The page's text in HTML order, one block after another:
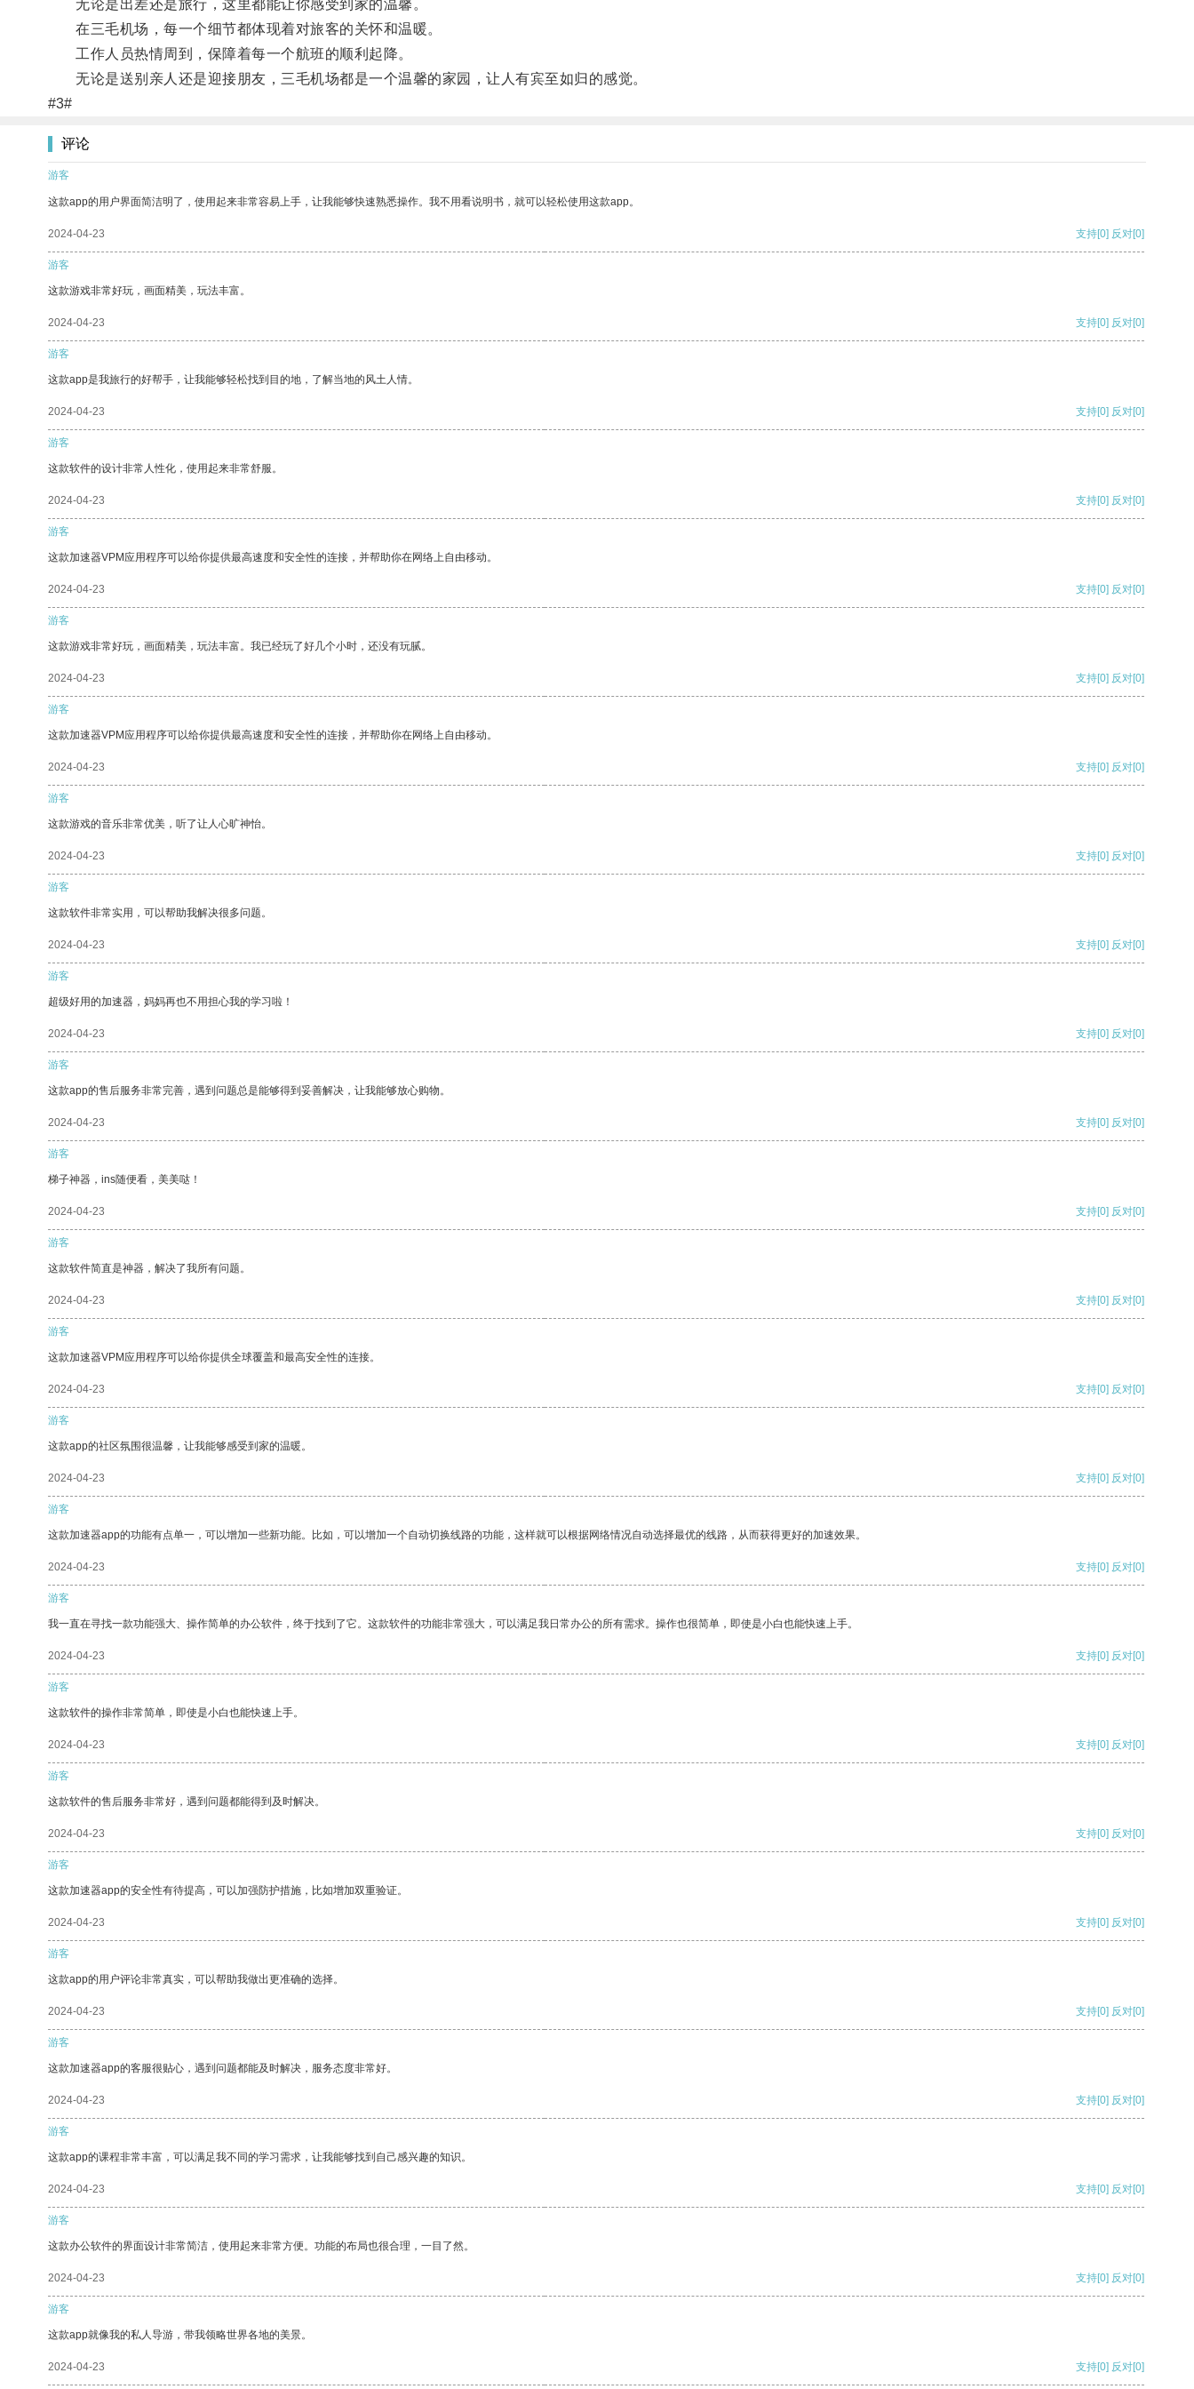
无论是出差还是旅行，这里都能让你感受到家的温馨。
在三毛机场，每一个细节都体现着对旅客的关怀和温暖。
工作人员热情周到，保障着每一个航班的顺利起降。
无论是送别亲人还是迎接朋友，三毛机场都是一个温馨的家园，让人有宾至如归的感觉。
#3#
评论
游客
这款app的用户界面简洁明了，使用起来非常容易上手，让我能够快速熟悉操作。我不用看说明书，就可以轻松使用这款app。
2024-04-23 支持[0] 反对[0]
游客
这款游戏非常好玩，画面精美，玩法丰富。
2024-04-23 支持[0] 反对[0]
游客
这款app是我旅行的好帮手，让我能够轻松找到目的地，了解当地的风土人情。
2024-04-23 支持[0] 反对[0]
游客
这款软件的设计非常人性化，使用起来非常舒服。
2024-04-23 支持[0] 反对[0]
游客
这款加速器VPM应用程序可以给你提供最高速度和安全性的连接，并帮助你在网络上自由移动。
2024-04-23 支持[0] 反对[0]
游客
这款游戏非常好玩，画面精美，玩法丰富。我已经玩了好几个小时，还没有玩腻。
2024-04-23 支持[0] 反对[0]
游客
这款加速器VPM应用程序可以给你提供最高速度和安全性的连接，并帮助你在网络上自由移动。
2024-04-23 支持[0] 反对[0]
游客
这款游戏的音乐非常优美，听了让人心旷神怡。
2024-04-23 支持[0] 反对[0]
游客
这款软件非常实用，可以帮助我解决很多问题。
2024-04-23 支持[0] 反对[0]
游客
超级好用的加速器，妈妈再也不用担心我的学习啦！
2024-04-23 支持[0] 反对[0]
游客
这款app的售后服务非常完善，遇到问题总是能够得到妥善解决，让我能够放心购物。
2024-04-23 支持[0] 反对[0]
游客
梯子神器，ins随便看，美美哒！
2024-04-23 支持[0] 反对[0]
游客
这款软件简直是神器，解决了我所有问题。
2024-04-23 支持[0] 反对[0]
游客
这款加速器VPM应用程序可以给你提供全球覆盖和最高安全性的连接。
2024-04-23 支持[0] 反对[0]
游客
这款app的社区氛围很温馨，让我能够感受到家的温暖。
2024-04-23 支持[0] 反对[0]
游客
这款加速器app的功能有点单一，可以增加一些新功能。比如，可以增加一个自动切换线路的功能，这样就可以根据网络情况自动选择最优的线路，从而获得更好的加速效果。
2024-04-23 支持[0] 反对[0]
游客
我一直在寻找一款功能强大、操作简单的办公软件，终于找到了它。这款软件的功能非常强大，可以满足我日常办公的所有需求。操作也很简单，即使是小白也能快速上手。
2024-04-23 支持[0] 反对[0]
游客
这款软件的操作非常简单，即使是小白也能快速上手。
2024-04-23 支持[0] 反对[0]
游客
这款软件的售后服务非常好，遇到问题都能得到及时解决。
2024-04-23 支持[0] 反对[0]
游客
这款加速器app的安全性有待提高，可以加强防护措施，比如增加双重验证。
2024-04-23 支持[0] 反对[0]
游客
这款app的用户评论非常真实，可以帮助我做出更准确的选择。
2024-04-23 支持[0] 反对[0]
游客
这款加速器app的客服很贴心，遇到问题都能及时解决，服务态度非常好。
2024-04-23 支持[0] 反对[0]
游客
这款app的课程非常丰富，可以满足我不同的学习需求，让我能够找到自己感兴趣的知识。
2024-04-23 支持[0] 反对[0]
游客
这款办公软件的界面设计非常简洁，使用起来非常方便。功能的布局也很合理，一目了然。
2024-04-23 支持[0] 反对[0]
游客
这款app就像我的私人导游，带我领略世界各地的美景。
2024-04-23 支持[0] 反对[0]